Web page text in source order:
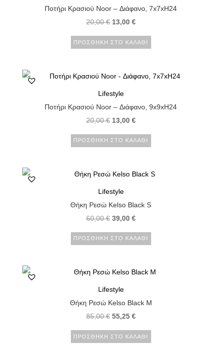
Ποτήρι Κρασιού Noor – Διάφανο, 7x7xH24
20,00€ 13,00 €
ΠΡΟΣΘΉΚΗ ΣΤΟ ΚΑΛΆΘΙ
Lifestyle
Ποτήρι Κρασιού Noor – Διάφανο, 9x9xH24
20,00€ 13,00 €
ΠΡΟΣΘΉΚΗ ΣΤΟ ΚΑΛΆΘΙ
Lifestyle
Θήκη Ρεσώ Kelso Black S
60,00€ 39,00 €
ΠΡΟΣΘΉΚΗ ΣΤΟ ΚΑΛΆΘΙ
Lifestyle
Θήκη Ρεσώ Kelso Black M
85,00€ 55,25 €
ΠΡΟΣΘΉΚΗ ΣΤΟ ΚΑΛΆΘΙ